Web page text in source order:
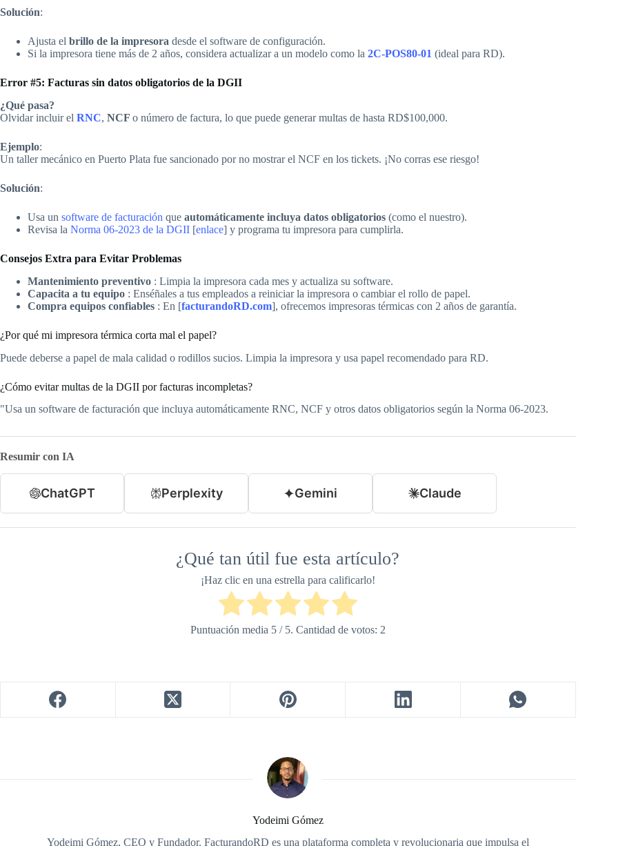
Solución:
Ajusta el brillo de la impresora desde el software de configuración.
Si la impresora tiene más de 2 años, considera actualizar a un modelo como la 2C-POS80-01 (ideal para RD).
Error #5: Facturas sin datos obligatorios de la DGII
¿Qué pasa?
Olvidar incluir el RNC, NCF o número de factura, lo que puede generar multas de hasta RD$100,000.
Ejemplo:
Un taller mecánico en Puerto Plata fue sancionado por no mostrar el NCF en los tickets. ¡No corras ese riesgo!
Solución:
Usa un software de facturación que automáticamente incluya datos obligatorios (como el nuestro).
Revisa la Norma 06-2023 de la DGII [enlace] y programa tu impresora para cumplirla.
Consejos Extra para Evitar Problemas
Mantenimiento preventivo : Limpia la impresora cada mes y actualiza su software.
Capacita a tu equipo : Enséñales a tus empleados a reiniciar la impresora o cambiar el rollo de papel.
Compra equipos confiables : En [facturandoRD.com], ofrecemos impresoras térmicas con 2 años de garantía.
¿Por qué mi impresora térmica corta mal el papel?
Puede deberse a papel de mala calidad o rodillos sucios. Limpia la impresora y usa papel recomendado para RD.
¿Cómo evitar multas de la DGII por facturas incompletas?
"Usa un software de facturación que incluya automáticamente RNC, NCF y otros datos obligatorios según la Norma 06-2023.
Resumir con IA
ChatGPT Perplexity Gemini Claude
¿Qué tan útil fue esta artículo?
¡Haz clic en una estrella para calificarlo!
Puntuación media 5/ 5. Cantidad de votos: 2
Yodeimi Gómez
Yodeimi Gómez, CEO y Fundador. FacturandoRD es una plataforma completa y revolucionaria que impulsa el